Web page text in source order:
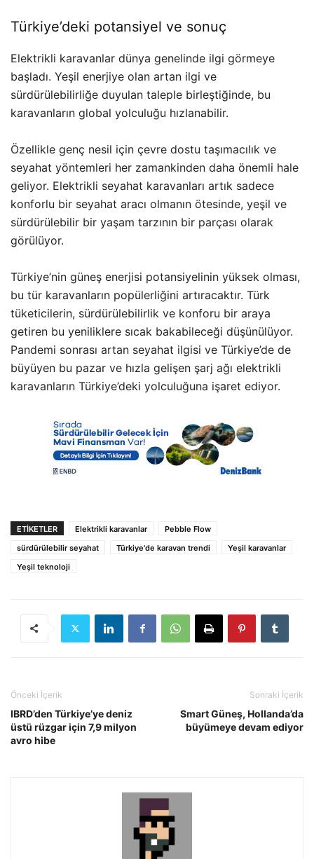
Türkiye’deki potansiyel ve sonuç
Elektrikli karavanlar dünya genelinde ilgi görmeye
başladı. Yeşil enerjiye olan artan ilgi ve
sürdürülebilirliğe duyulan taleple birleştiğinde, bu
karavanların global yolculuğu hızlanabilir.
Özellikle genç nesil için çevre dostu taşımacılık ve
seyahat yöntemleri her zamankinden daha önemli hale
geliyor. Elektrikli seyahat karavanları artık sadece
konforlu bir seyahat aracı olmanın ötesinde, yeşil ve
sürdürülebilir bir yaşam tarzının bir parçası olarak
görülüyor.
Türkiye’nin güneş enerjisi potansiyelinin yüksek olması,
bu tür karavanların popülerliğini artıracaktır. Türk
tüketicilerin, sürdürülebilirlik ve konforu bir araya
getiren bu yeniliklere sıcak bakabileceği düşünülüyor.
Pandemi sonrası artan seyahat ilgisi ve Türkiye’de de
büyüyen bu pazar ve hızla gelişen şarj ağı elektrikli
karavanların Türkiye’deki yolculuğuna işaret ediyor.
ETIKETLER Elektrikli karavanlar
Pebble Flow
sürdürülebilir seyahat
Türkiye'de karavan trendi
Yeşil karavanlar
Yeşil teknoloji
Önceki İçerik
IBRD’den Türkiye’ye deniz
üstü rüzgar için 7,9 milyon
avro hibe
Sonraki İçerik
Smart Güneş, Hollanda’da
büyümeye devam ediyor